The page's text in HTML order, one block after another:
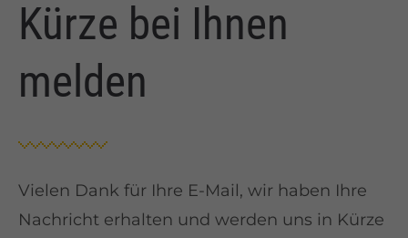
Kürze bei Ihnen
melden
Vielen Dank für Ihre E-Mail, wir haben Ihre
Nachricht erhalten und werden uns in Kürze